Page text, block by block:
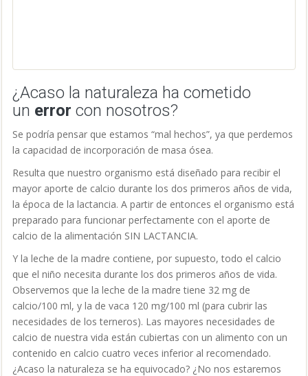
Observemos que la leche de la madre tiene 32 mg de
calcio/100 ml, y la de vaca 120 mg/100 ml (para cubrir las
necesidades de los terneros). Las mayores necesidades de
calcio de nuestra vida están cubiertas con un alimento con un
contenido en calcio cuatro veces inferior al recomendado.
¿Acaso la naturaleza se ha equivocado? ¿No nos estaremos
equivocando nosotros en nuestro empeño de prolongar la
lactancia durante toda la vida y además lactando de otra
especie animal, a modo de terneros?
300 mg al día no existe la osteoporosis. Esta es la cantidad de
calcio que se ingiere en países que no consumen productos
lácteos, la que consume cualquier persona mediante una dieta
equilibrada y sin lactancia indefinida. Tengamos en cuenta que
un vaso de leche ya contiene 300 mg de calcio. Si a esto le
sumamos el consumo de quizás más de un vaso de leche al
día, yogur, queso, y además los 200 o 300 mg que ya
tomamos con el resto de alimentos y con el agua, vemos que